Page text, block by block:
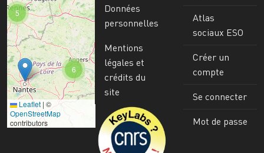
6
5
Leaflet | ©
OpenStreetMap
contributors
Données
personnelles
Mentions
légales et
crédits du
site
Image
Atlas
sociaux ESO
Créer un
compte
Se connecter
Mot de passe